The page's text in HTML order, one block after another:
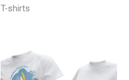
T-shirts